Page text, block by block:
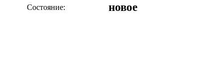
Состояние: новое